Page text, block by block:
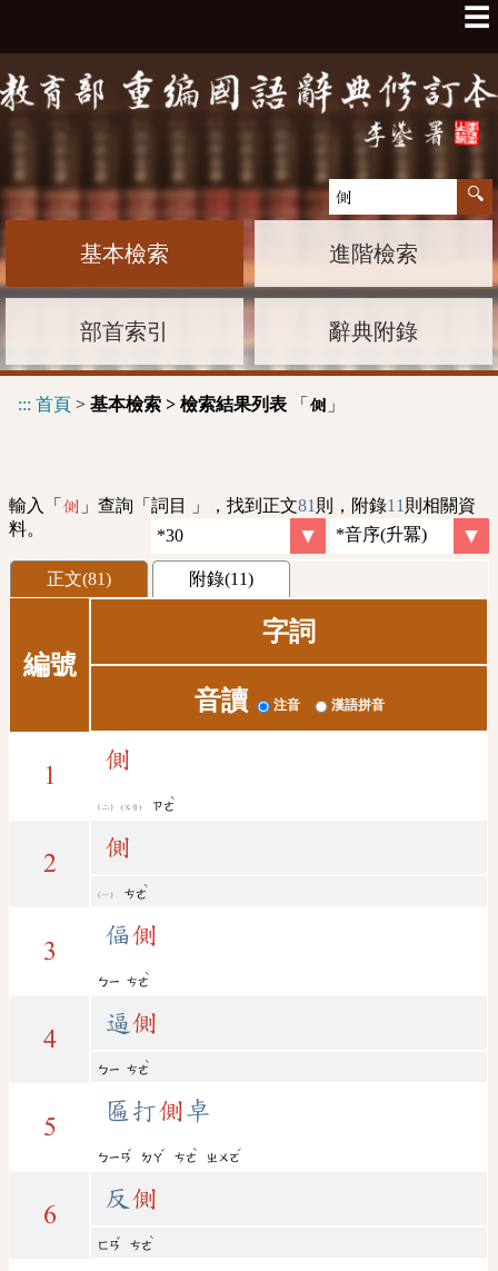
☰
基本檢索 進階檢索
部首索引 辭典附錄
::: 首頁 > 基本檢索 > 檢索結果列表 「 側 」
輸入「 側 」查詢「詞目 」，找到正文81 則，附錄11 則相關資
料。
正文(81) 附錄(11)
編號
字詞
音讀 注音 漢語拼音
1
側
(又音) ㄗㄜ
ˋ
2
側
ㄘㄜ
ˋ
3
偪側
ㄅㄧ ㄘㄜ
ˋ
4
逼側
ㄅㄧ ㄘㄜ
ˋ
5
匾打側卓
ㄅㄧㄢ
ˇ
ㄉㄚ
ˇ
ㄘㄜ
ˋ
ㄓㄨㄛ
ˊ
6
反 側
ㄈㄢ
ˇ
ㄘㄜ
ˋ